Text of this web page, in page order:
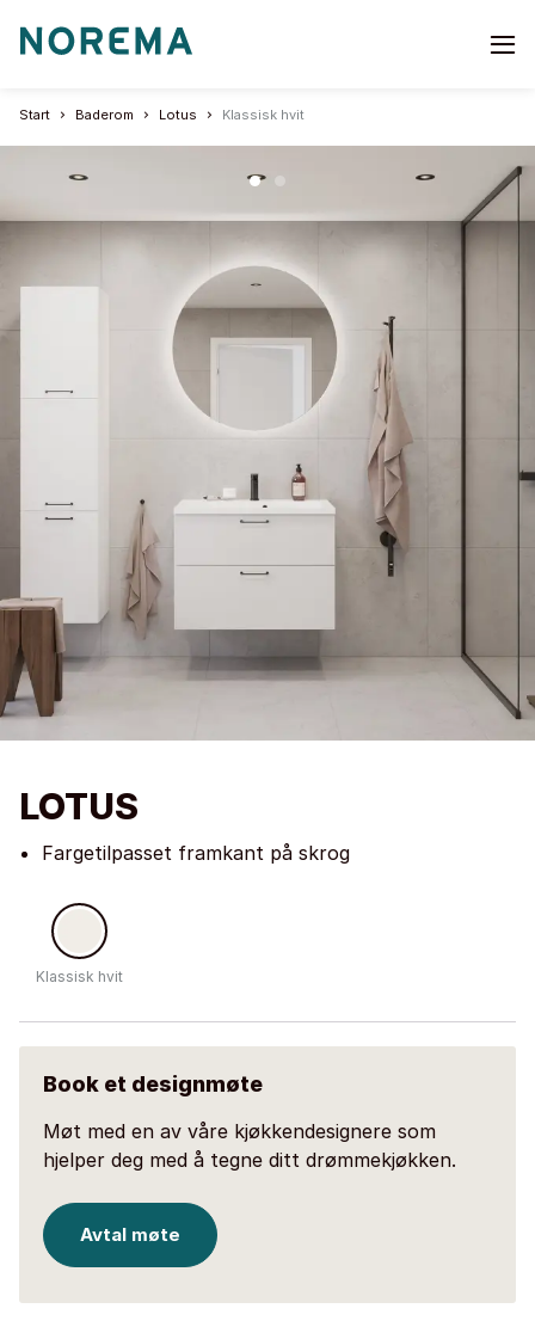
Go
page
Start Baderom Lotus Klassisk hvit
LOTUS
Fargetilpasset framkant på skrog
Klassisk hvit
Book et designmøte
Møt med en av våre kjøkkendesignere som
hjelper deg med å tegne ditt drømmekjøkken.
Avtal møte